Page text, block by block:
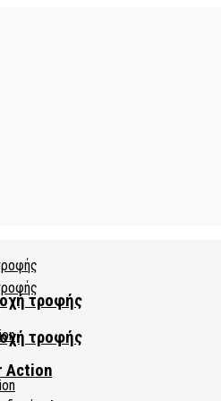
τροφής
τροφής
Action